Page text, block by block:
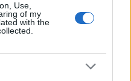
Use,
of my
with the
City Corner